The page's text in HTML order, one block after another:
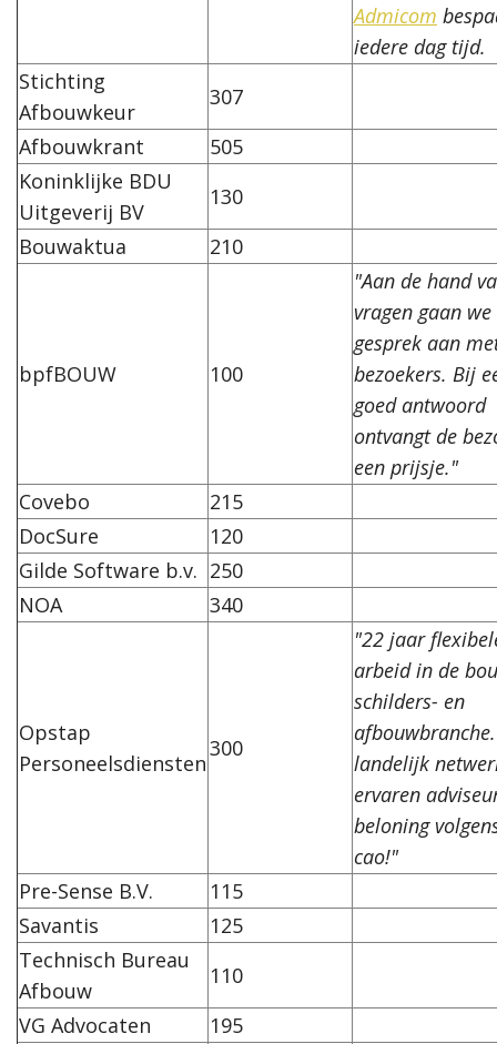
Admicom
iedere dag tijd.
Stichting
Afbouwkeur
307
Afbouwkrant
505
Koninklijke BDU
Uitgeverij BV
130
Bouwaktua
210
bpfBOUW 100
"Aan de hand
vragen gaan
gesprek aan
bezoekers. Bij
goed antwoord
ontvangt de
een prijsje."
Covebo
215
DocSure
120
Gilde Software b.v. 250
NOA
340
Opstap
Personeelsdiensten
300
"22 jaar
arbeid in de
schilders- en
landelijk
ervaren
beloning
cao!"
Pre-Sense B.V.
115
Savantis
125
Technisch Bureau
Afbouw
110
VG Advocaten
195